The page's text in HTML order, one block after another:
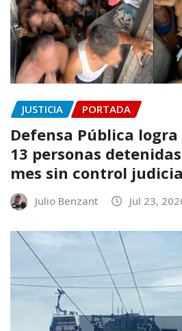
JUSTICIA PORTADA
Defensa Pública
13 personas
mes sin control
Julio Benzant Jul 23,